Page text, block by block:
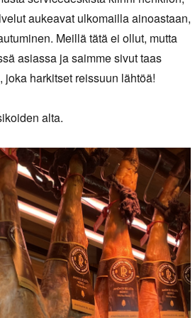
aukeavat ulkomailla ainoastaan,
Meillä tätä ei ollut, mutta
asiassa ja saimme sivut taas
harkitset reissuun lähtöä!
alta.